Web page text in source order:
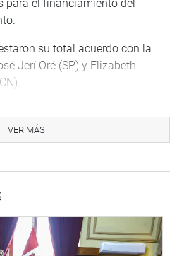
para el financiamiento del
su total acuerdo con la
Jerí Oré (SP) y Elizabeth
bancadas cuestionaron
funciones frente a la demanda
educación, carreteras y otros,
de Economía y Finanzas (MEF).
sesión extraordinaria de la
y Cuenta General de la
VER MÁS